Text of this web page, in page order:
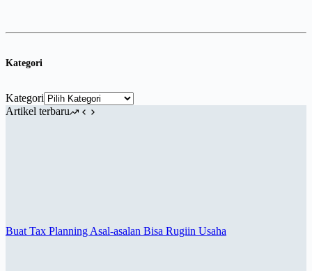
Kategori
Kategori
Artikel terbaru
Buat Tax Planning Asal-asalan Bisa Rugiin Usaha